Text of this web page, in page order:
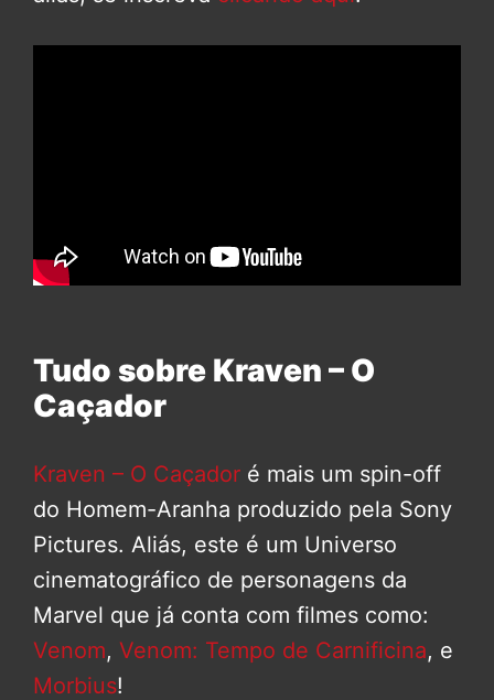
Tudo sobre Kraven – O
Caçador
Kraven – O Caçador é mais um spin-off
do Homem-Aranha produzido pela Sony
Pictures. Aliás, este é um Universo
cinematográfico de personagens da
Marvel que já conta com filmes como:
Venom, Venom: Tempo de Carnificina, e
Morbius!